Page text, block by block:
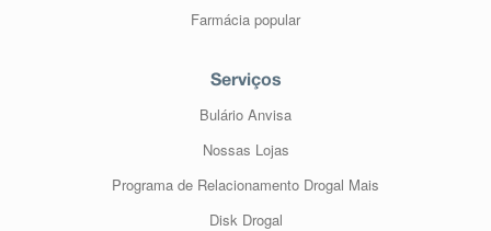
Farmácia popular
Serviços
Bulário Anvisa
Nossas Lojas
Programa de Relacionamento Drogal Mais
Disk Drogal